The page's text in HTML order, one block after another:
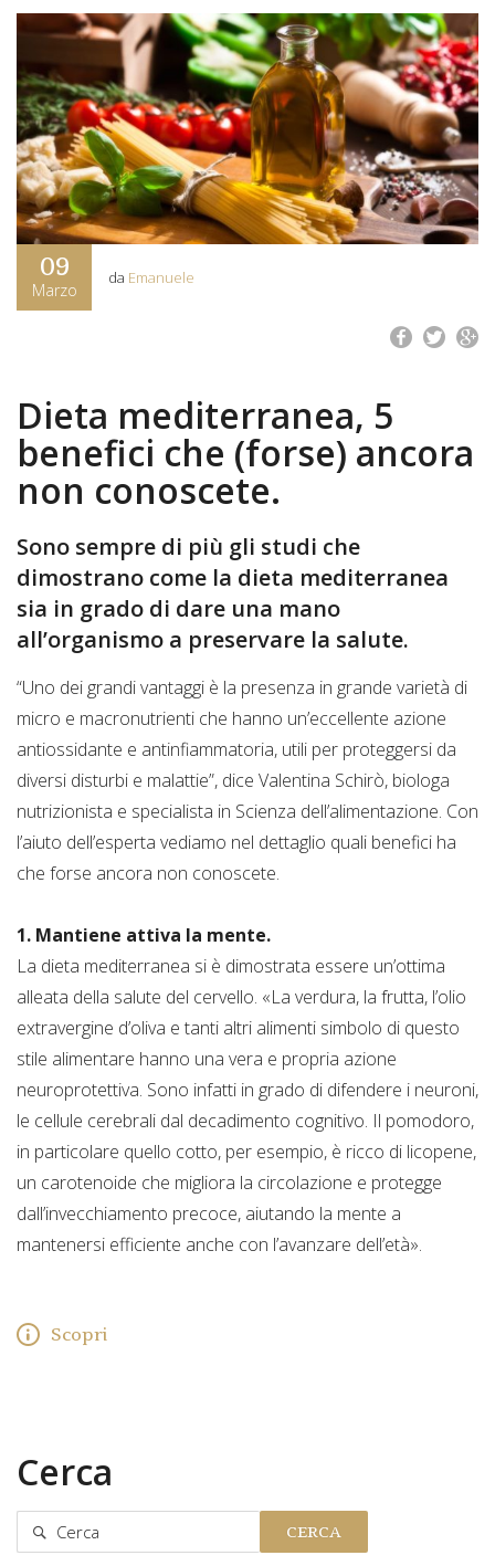
09
Marzo
da Emanuele
Dieta mediterranea, 5
benefici che (forse) ancora
non conoscete.
Sono sempre di più gli studi che
dimostrano come la dieta mediterranea
sia in grado di dare una mano
all’organismo a preservare la salute.
“Uno dei grandi vantaggi è la presenza in grande varietà di
micro e macronutrienti che hanno un’eccellente azione
antiossidante e antinfiammatoria, utili per proteggersi da
diversi disturbi e malattie”, dice Valentina Schirò, biologa
nutrizionista e specialista in Scienza dell’alimentazione. Con
l’aiuto dell’esperta vediamo nel dettaglio quali benefici ha
che forse ancora non conoscete.
1. Mantiene attiva la mente.
La dieta mediterranea si è dimostrata essere un’ottima
alleata della salute del cervello. «La verdura, la frutta, l’olio
extravergine d’oliva e tanti altri alimenti simbolo di questo
stile alimentare hanno una vera e propria azione
neuroprotettiva. Sono infatti in grado di difendere i neuroni,
le cellule cerebrali dal decadimento cognitivo. Il pomodoro,
in particolare quello cotto, per esempio, è ricco di licopene,
un carotenoide che migliora la circolazione e protegge
dall’invecchiamento precoce, aiutando la mente a
mantenersi efficiente anche con l’avanzare dell’età».
Scopri
Cerca
CERCA